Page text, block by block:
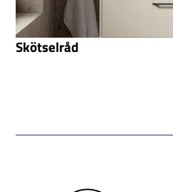
Skötselråd